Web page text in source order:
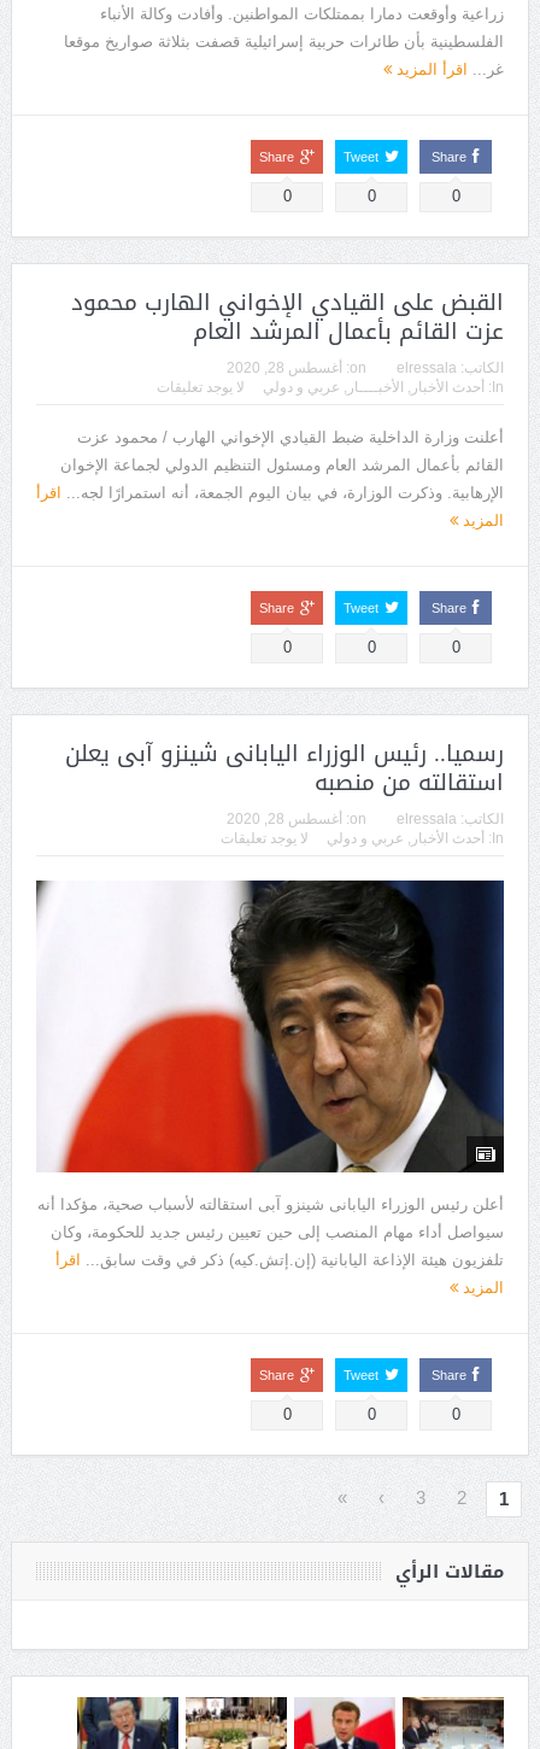
زراعية وأوقعت دمارا بممتلكات المواطنين. وأفادت وكالة الأنباء
الفلسطينية بأن طائرات حربية إسرائيلية قصفت بثلاثة صواريخ موقعا
غر... اقرأ المزيد
Share
0
Tweet
0
Share
0
القبض على القيادي الإخواني الهارب محمود
عزت القائم بأعمال المرشد العام
الكاتب: elressala
on:
أغسطس 28, 2020
In:
أحدث الأخبار , الأخبــــار , عربي و دولي لا يوجد تعليقات
أعلنت وزارة الداخلية ضبط القيادي الإخواني الهارب / محمود عزت
القائم بأعمال المرشد العام ومسئول التنظيم الدولي لجماعة الإخوان
الإرهابية. وذكرت الوزارة، في بيان اليوم الجمعة، أنه استمرارًا لجه... اقرأ
المزيد
Share
0
Tweet
0
Share
0
رسميا.. رئيس الوزراء اليابانى شينزو آبى يعلن
استقالته من منصبه
الكاتب: elressala
on:
أغسطس 28, 2020
In:
أحدث الأخبار , عربي و دولي لا يوجد تعليقات
أعلن رئيس الوزراء اليابانى شينزو آبى استقالته لأسباب صحية، مؤكدا أنه
سيواصل أداء مهام المنصب إلى حين تعيين رئيس جديد للحكومة، وكان
تلفزيون هيئة الإذاعة اليابانية (إن.إتش.كيه) ذكر في وقت سابق...
اقرأ
المزيد
Share
0
Tweet
0
Share
0
1
2
3
›
»
مقالات الرأي